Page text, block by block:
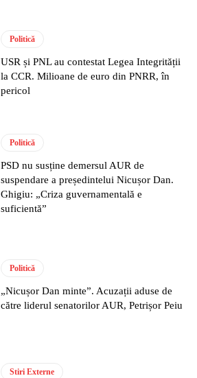
Politică
USR și PNL au contestat Legea Integrității
la CCR. Milioane de euro din PNRR, în
pericol
Politică
PSD nu susține demersul AUR de
suspendare a președintelui Nicușor Dan.
Ghigiu: „Criza guvernamentală e
suficientă”
Politică
„Nicușor Dan minte”. Acuzații aduse de
către liderul senatorilor AUR, Petrișor Peiu
Stiri Externe